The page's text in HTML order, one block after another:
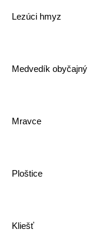
Lezúci hmyz
Medvedík obyčajný
Mravce
Ploštice
Kliešť